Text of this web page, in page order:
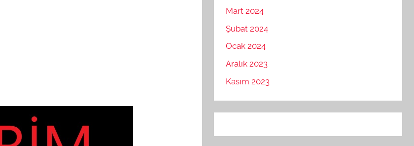
Mart 2024
Şubat 2024
Ocak 2024
Aralık 2023
Kasım 2023